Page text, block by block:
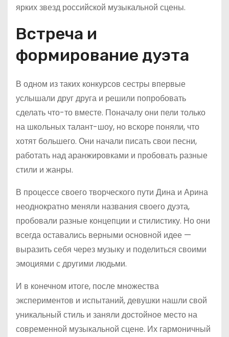
ярких звезд российской музыкальной сцены.
Встреча и
формирование дуэта
В одном из таких конкурсов сестры впервые
услышали друг друга и решили попробовать
сделать что-то вместе. Поначалу они пели только
на школьных талант-шоу, но вскоре поняли, что
хотят большего. Они начали писать свои песни,
работать над аранжировками и пробовать разные
стили и жанры.
В процессе своего творческого пути Дина и Арина
неоднократно меняли названия своего дуэта,
пробовали разные концепции и стилистику. Но они
всегда оставались верными основной идее —
выразить себя через музыку и поделиться своими
эмоциями с другими людьми.
И в конечном итоге, после множества
экспериментов и испытаний, девушки нашли свой
уникальный стиль и заняли достойное место на
современной музыкальной сцене. Их гармоничный